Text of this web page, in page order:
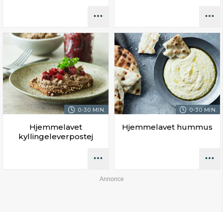
0-30 MIN.
Hjemmelavet
kyllingeleverpostej
0-30 MIN.
Hjemmelavet hummus